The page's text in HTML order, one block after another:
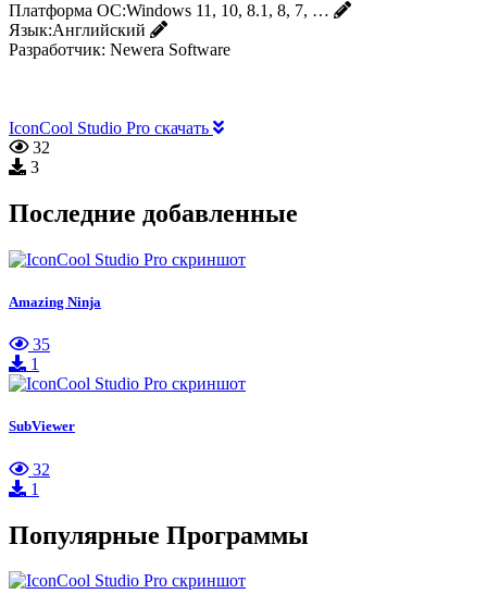
Платформа ОС:Windows 11, 10, 8.1, 8, 7, …
Язык:Английский
Разработчик: Newera Software
IconCool Studio Pro скачать
32
3
Последние добавленные
Amazing Ninja
35
1
SubViewer
32
1
Популярные Программы